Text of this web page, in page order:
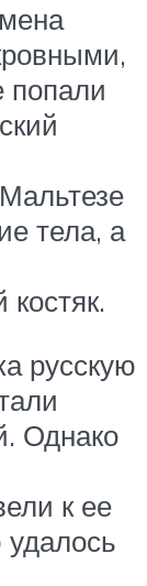
попали
тела, а
русскую
Однако
к ее